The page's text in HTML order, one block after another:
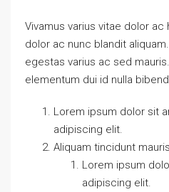
Vivamus varius vitae dolor
dolor ac nunc blandit
egestas varius ac sed
elementum dui id nulla
Lorem ipsum dolor sit
adipiscing elit.
Aliquam tincidunt
Lorem ipsum
adipiscing elit.